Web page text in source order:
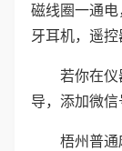
磁线圈一通
牙耳机，遥控
若你在
导，添加微
梧州普